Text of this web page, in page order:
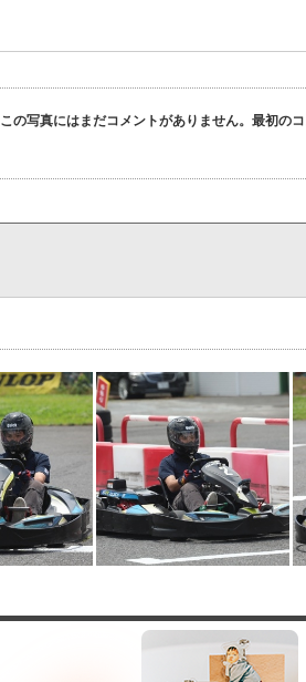
この写真にはまだコメントがありません。最初のコ